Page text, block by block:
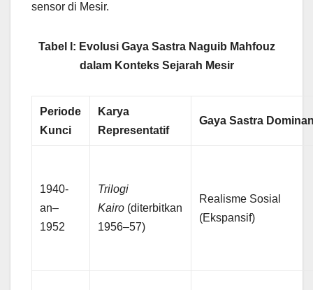
sensor di Mesir.
Tabel I: Evolusi Gaya Sastra Naguib Mahfouz
dalam Konteks Sejarah Mesir
Periode
Kunci
Karya
Representatif
Gaya Sastra
1940-
an–
1952
Trilogi
Kairo (diterbitkan
1956–57)
Realisme Sosial
(Ekspansif)